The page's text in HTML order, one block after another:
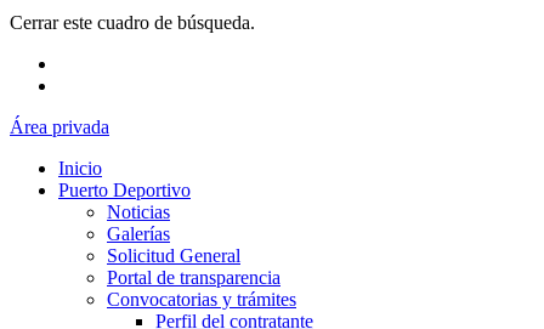
Cerrar este cuadro de búsqueda.
Área privada
Inicio
Puerto Deportivo
Noticias
Galerías
Solicitud General
Portal de transparencia
Convocatorias y trámites
Perfil del contratante